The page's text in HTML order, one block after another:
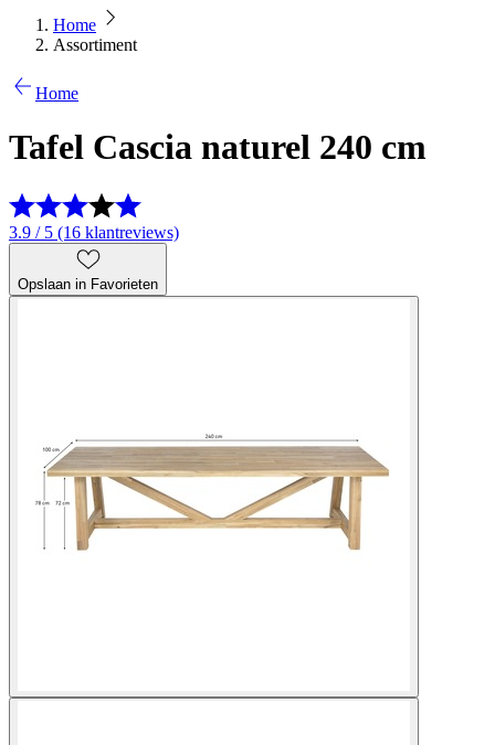
Home
Assortiment
Home
Tafel Cascia naturel 240 cm
3.9 / 5 (16 klantreviews)
Opslaan in Favorieten